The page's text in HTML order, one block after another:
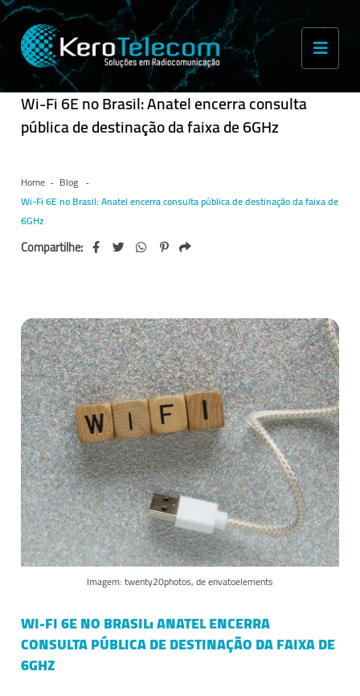
Wi-Fi 6E no Brasil: Anatel encerra consulta
pública de destinação da faixa de 6GHz
Home
Blog
Wi-Fi 6E no Brasil: Anatel encerra consulta pública de destinação da faixa de
6GHz
Compartilhe:
Imagem: twenty20photos, de envatoelements
WI-FI 6E NO BRASIL: ANATEL ENCERRA
CONSULTA PÚBLICA DE DESTINAÇÃO DA FAIXA DE
6GHZ